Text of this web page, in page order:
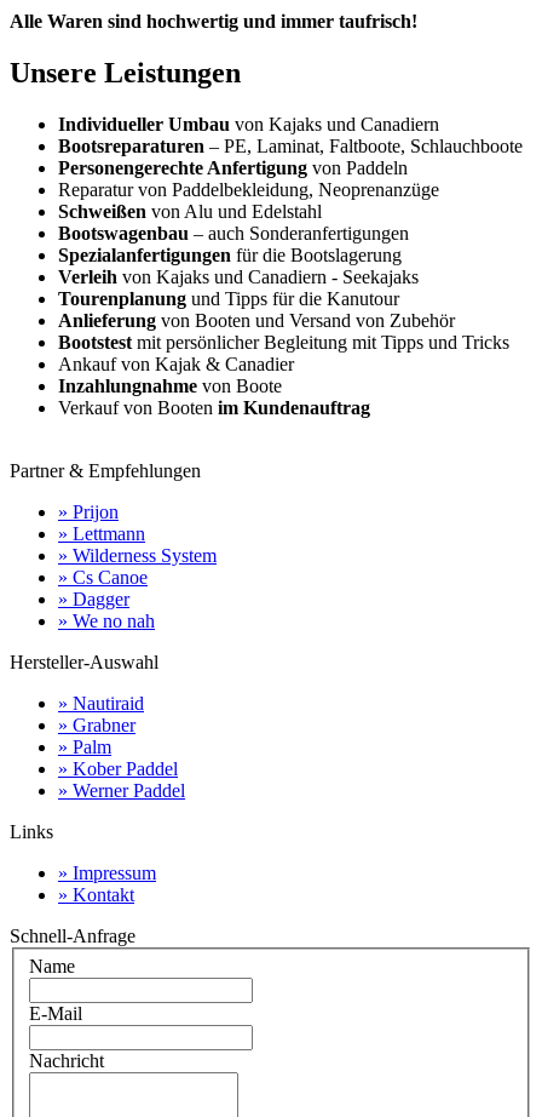
Alle Waren sind hochwertig und immer taufrisch!
Unsere Leistungen
Individueller Umbau von Kajaks und Canadiern
Bootsreparaturen – PE, Laminat, Faltboote, Schlauchboote
Personengerechte Anfertigung von Paddeln
Reparatur von Paddelbekleidung, Neoprenanzüge
Schweißen von Alu und Edelstahl
Bootswagenbau – auch Sonderanfertigungen
Spezialanfertigungen für die Bootslagerung
Verleih von Kajaks und Canadiern - Seekajaks
Tourenplanung und Tipps für die Kanutour
Anlieferung von Booten und Versand von Zubehör
Bootstest mit persönlicher Begleitung mit Tipps und Tricks
Ankauf von Kajak & Canadier
Inzahlungnahme von Boote
Verkauf von Booten im Kundenauftrag
Partner & Empfehlungen
» Prijon
» Lettmann
» Wilderness System
» Cs Canoe
» Dagger
» We no nah
Hersteller-Auswahl
» Nautiraid
» Grabner
» Palm
» Kober Paddel
» Werner Paddel
Links
» Impressum
» Kontakt
Schnell-Anfrage
Name
E-Mail
Nachricht